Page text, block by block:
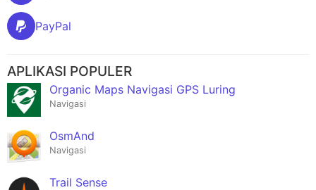
PayPal
APLIKASI POPULER
Organic Maps Navigasi GPS Luring
Navigasi
OsmAnd
Navigasi
Trail Sense